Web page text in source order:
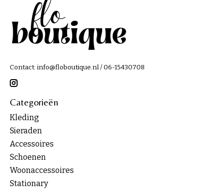
Contact: info@floboutique.nl/ 06-15430708
Categorieën
Kleding
Sieraden
Accessoires
Schoenen
Woonaccessoires
Stationary